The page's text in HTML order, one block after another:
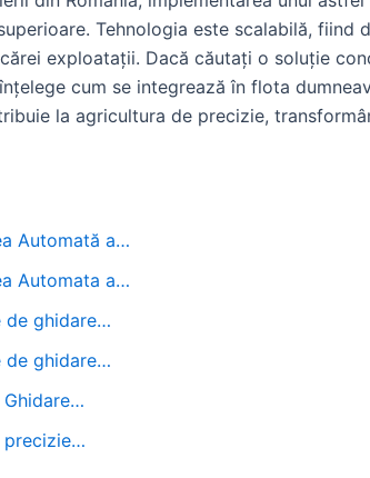
Tehnologia este scalabilă, fiind
exploatații. Dacă căutați o soluție
cum se integrează în flota
la agricultura de precizie,
Automată a…
Automata a…
de ghidare…
de ghidare…
Ghidare…
precizie…